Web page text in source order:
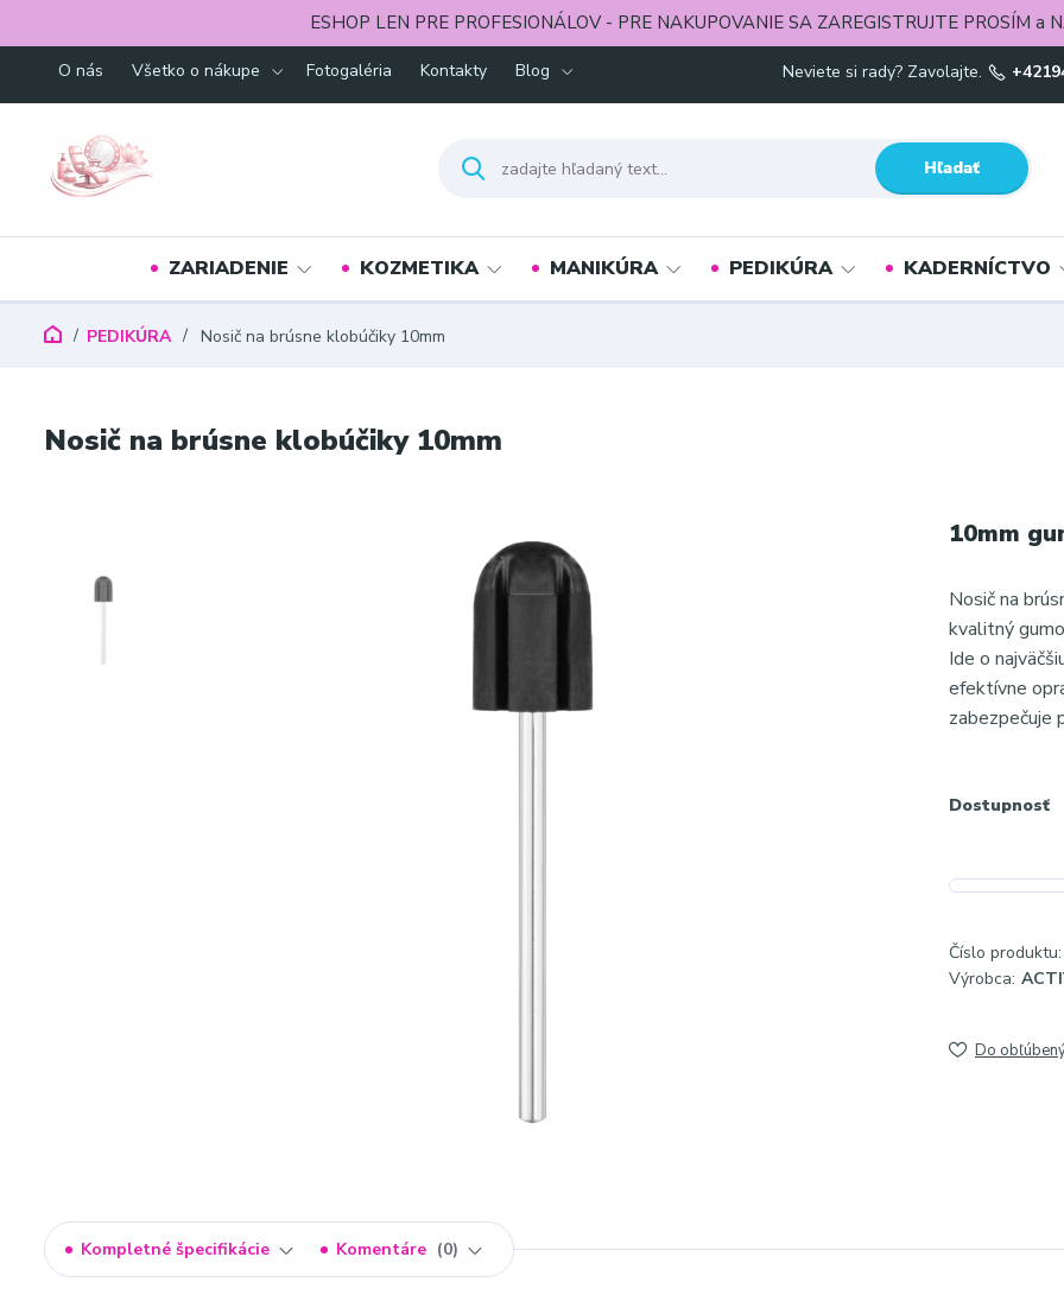
ESHOP LEN PRE PROFESIONÁLOV - PRE NAKUPOVANIE SA ZAREGISTRUJTE PROSÍM a
O nás Všetko o nákupe Fotogaléria Kontakty Blog
Hľadať
Neviete si rady? Zavolajte.
ZARIADENIE KOZMETIKA MANIKÚRA PEDIKÚRA KADERNÍCTVO
PEDIKÚRA Nosič na brúsne klobúčiky 10mm
Nosič na brúsne klobúčiky 10mm
10mm
Nosič na
kvalitný
Ide o
efektívne
zabezpečuje
Dostupnosť
Číslo produktu:
Výrobca:
Do
Kompletné špecifikácie Komentáre 0